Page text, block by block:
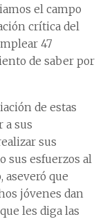
el campo
crítica del
47
de saber por
de estas
sus
sus
sus esfuerzos al
aseveró que
jóvenes dan
les diga las